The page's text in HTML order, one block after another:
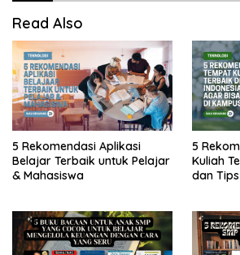
Read Also
5 Rekomendasi Aplikasi
Belajar Terbaik untuk Pelajar
& Mahasiswa
5
Kuliah
dan